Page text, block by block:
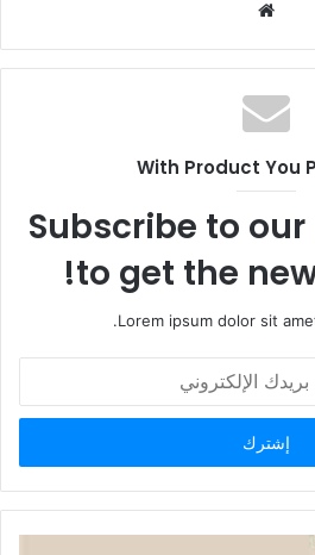
With Product You
Subscribe to
to get the
Lorem ipsum dolor sit